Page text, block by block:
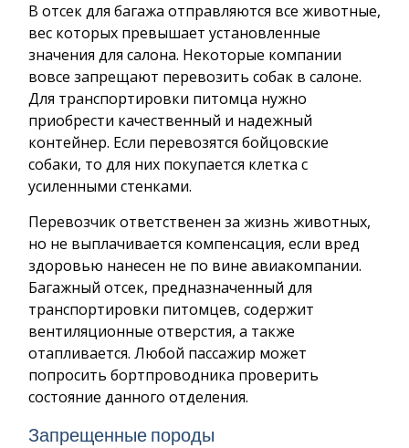
В отсек для багажа отправляются все животные,
вес которых превышает установленные
значения для салона. Некоторые компании
вовсе запрещают перевозить собак в салоне.
Для транспортировки питомца нужно
приобрести качественный и надежный
контейнер. Если перевозятся бойцовские
собаки, то для них покупается клетка с
усиленными стенками.
Перевозчик ответственен за жизнь животных,
но не выплачивается компенсация, если вред
здоровью нанесен не по вине авиакомпании.
Багажный отсек, предназначенный для
транспортировки питомцев, содержит
вентиляционные отверстия, а также
отапливается. Любой пассажир может
попросить бортпроводника проверить
состояние данного отделения.
Запрещенные породы